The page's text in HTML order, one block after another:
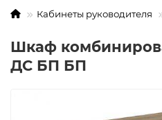
Кабинеты руководителя
Шкаф
ДС БП БП